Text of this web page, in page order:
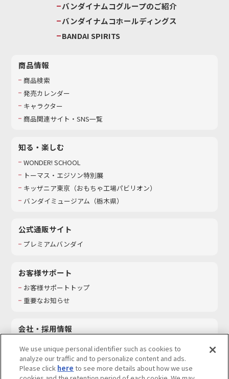
バンダイナムコグループのご紹介
バンダイナムコホールディングス
BANDAI SPIRITS
商品情報
商品検索
発売カレンダー
キャラクター
商品関連サイト・SNS一覧
知る・楽しむ
WONDER! SCHOOL
トーマス・エジソン特別展
キッザニア東京（おもちゃ工場パビリオン）​
バンダイミュージアム（栃木県）
公式通販サイト
プレミアムバンダイ
お客様サポート
お客様サポートトップ
重要なお知らせ
会社・採用情報
採用情報
サステナビリティ
We use unique personal identifier such as cookies to
analyze our traffic and to personalize content and ads.
Please click here to see more details about how we use